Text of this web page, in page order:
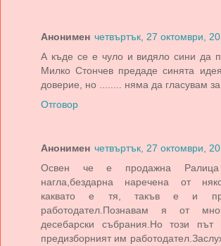
Анонимен четвъртък, 27 октомври,
А къде се е чуло и видяло сини да
Милко Стончев предаде синята
доверие, но ........ няма да гласувам за
Отговор
Анонимен четвъртък, 27 октомври,
Освен че е продажна
нагла,бездарна наречена от
каквато е тя, такъв е и
работодател.Познавам я от
десебарски събрания.Но този
предизборният им